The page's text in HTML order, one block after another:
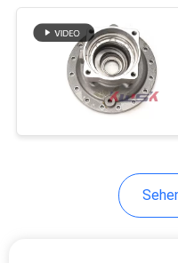
Bagger
Parts
Regler-